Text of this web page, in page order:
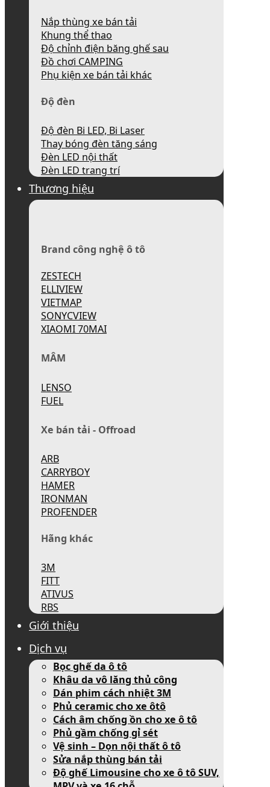
Nắp thùng xe bán tải
Khung thể thao
Độ chỉnh điện băng ghế sau
Đồ chơi CAMPING
Phụ kiện xe bán tải khác
Độ đèn
Độ đèn Bi LED, Bi Laser
Thay bóng đèn tăng sáng
Đèn LED nội thất
Đèn LED trang trí
Thương hiệu
Brand công nghệ ô tô
ZESTECH
ELLIVIEW
VIETMAP
SONYCVIEW
XIAOMI 70MAI
MÂM
LENSO
FUEL
Xe bán tải - Offroad
ARB
CARRYBOY
HAMER
IRONMAN
PROFENDER
Hãng khác
3M
FITT
ATIVUS
RBS
Giới thiệu
Dịch vụ
Bọc ghế da ô tô
Khâu da vô lăng thủ công
Dán phim cách nhiệt 3M
Phủ ceramic cho xe ôtô
Cách âm chống ồn cho xe ô tô
Phủ gầm chống gỉ sét
Vệ sinh – Dọn nội thất ô tô
Sửa nắp thùng bán tải
Độ ghế Limousine cho xe ô tô SUV,